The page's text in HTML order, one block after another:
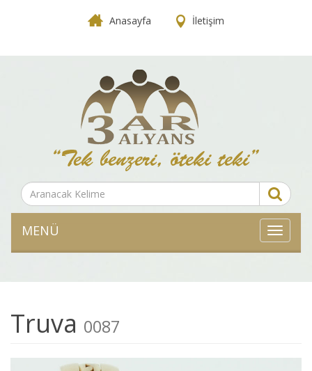
Anasayfa İletişim
MENÜ
MENÜ
Truva 0087